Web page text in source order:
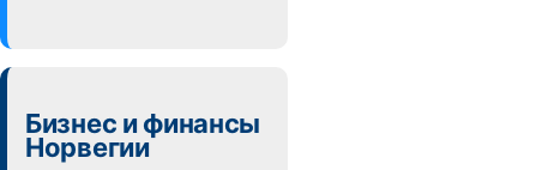
Бизнес и финансы
Норвегии